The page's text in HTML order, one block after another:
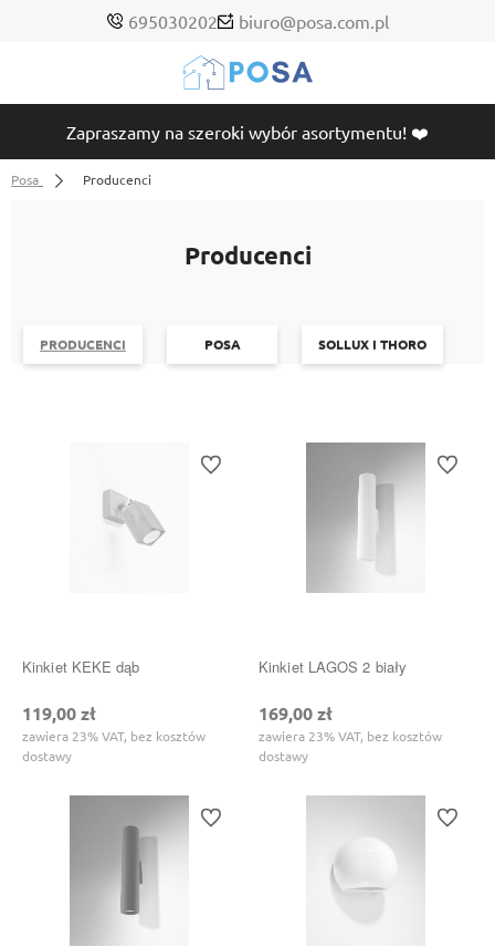
695030202 biuro@posa.com.pl
Zapraszamy na szeroki wybór asortymentu! ❤️
Posa Producenci
Producenci
PRODUCENCI POSA SOLLUX I THORO
Kinkiet KEKE dąb
119,00 zł
zawiera 23% VAT, bez kosztów
dostawy
Do ulubionych
Kinkiet LAGOS 2 biały
169,00 zł
zawiera 23% VAT, bez kosztów
dostawy
Do
Do ulubionych Do